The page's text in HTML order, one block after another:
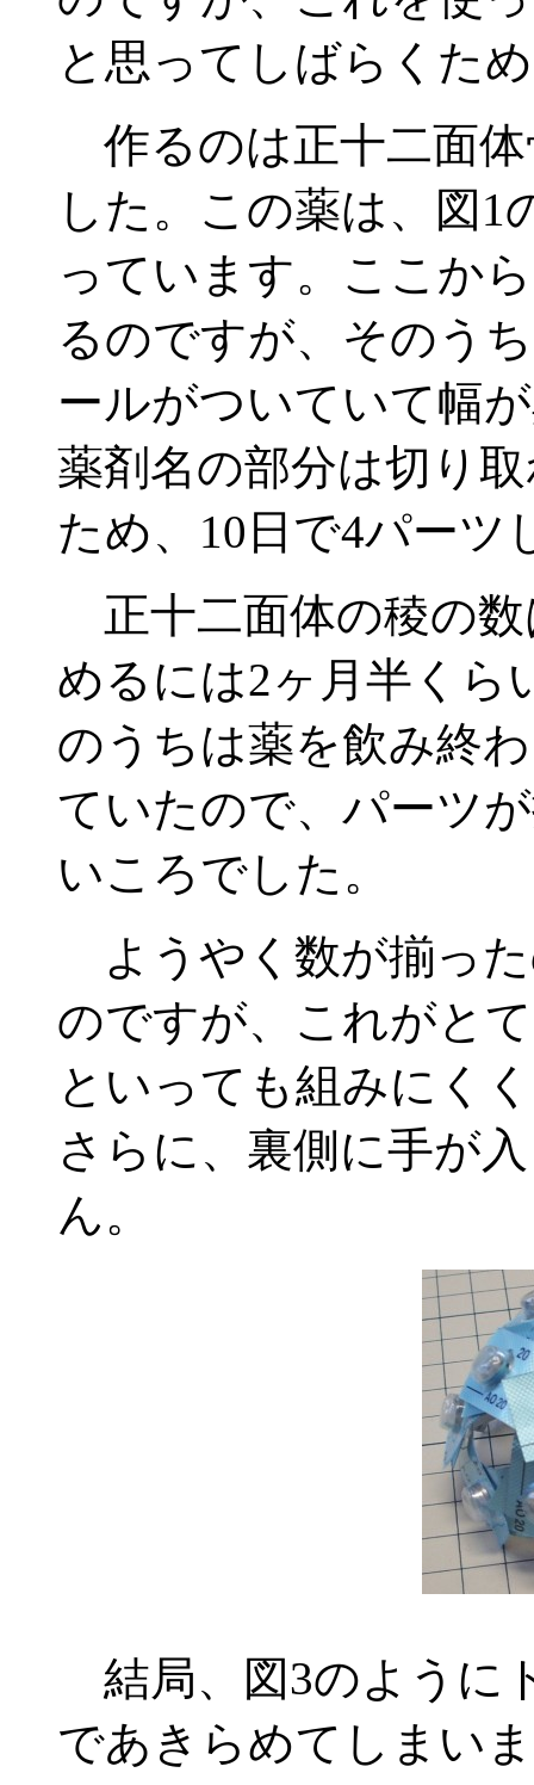
と思ってしばらくた
作るのは正十二面
した。この薬は、図1
っています。ここか
るのですが、そのう
ールがついていて幅
薬剤名の部分は切り
ため、10日で4パーツ
正十二面体の稜の数
めるには2ヶ月半くら
のうちは薬を飲み終
ていたので、パーツ
いころでした。
ようやく数が揃っ
のですが、これがと
といっても組みにく
さらに、裏側に手が
ん。
結局、図3のように
であきらめてしまい